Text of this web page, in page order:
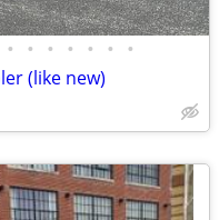
• • • • • • •
(like new)